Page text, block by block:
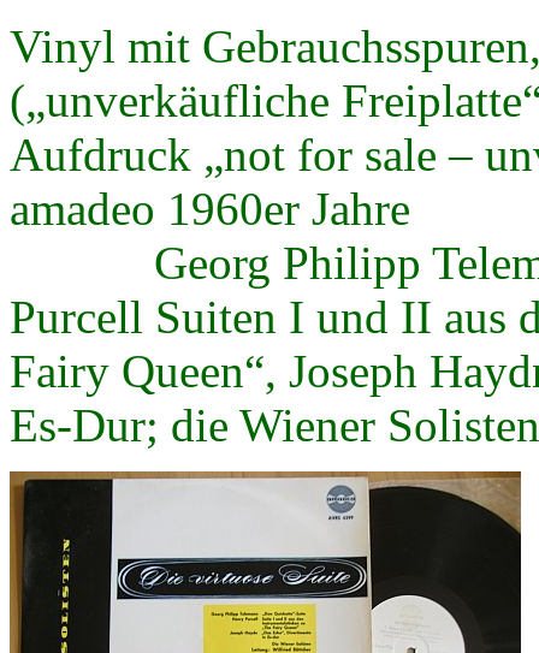
Vinyl mit
(„unverkäufliche
Aufdruck „not for sale –
amadeo 1960er Jahre
Georg Philipp
Purcell Suiten I und II aus
Fairy Queen“, Joseph
Es-Dur; die Wiener